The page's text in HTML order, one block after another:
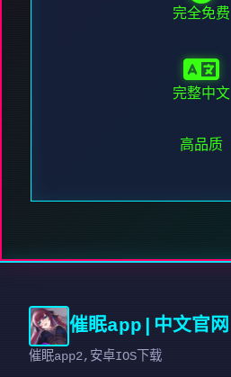
完全免费
完整中文
高品质
催眠app|中文官网
催眠app2,安卓IOS下载